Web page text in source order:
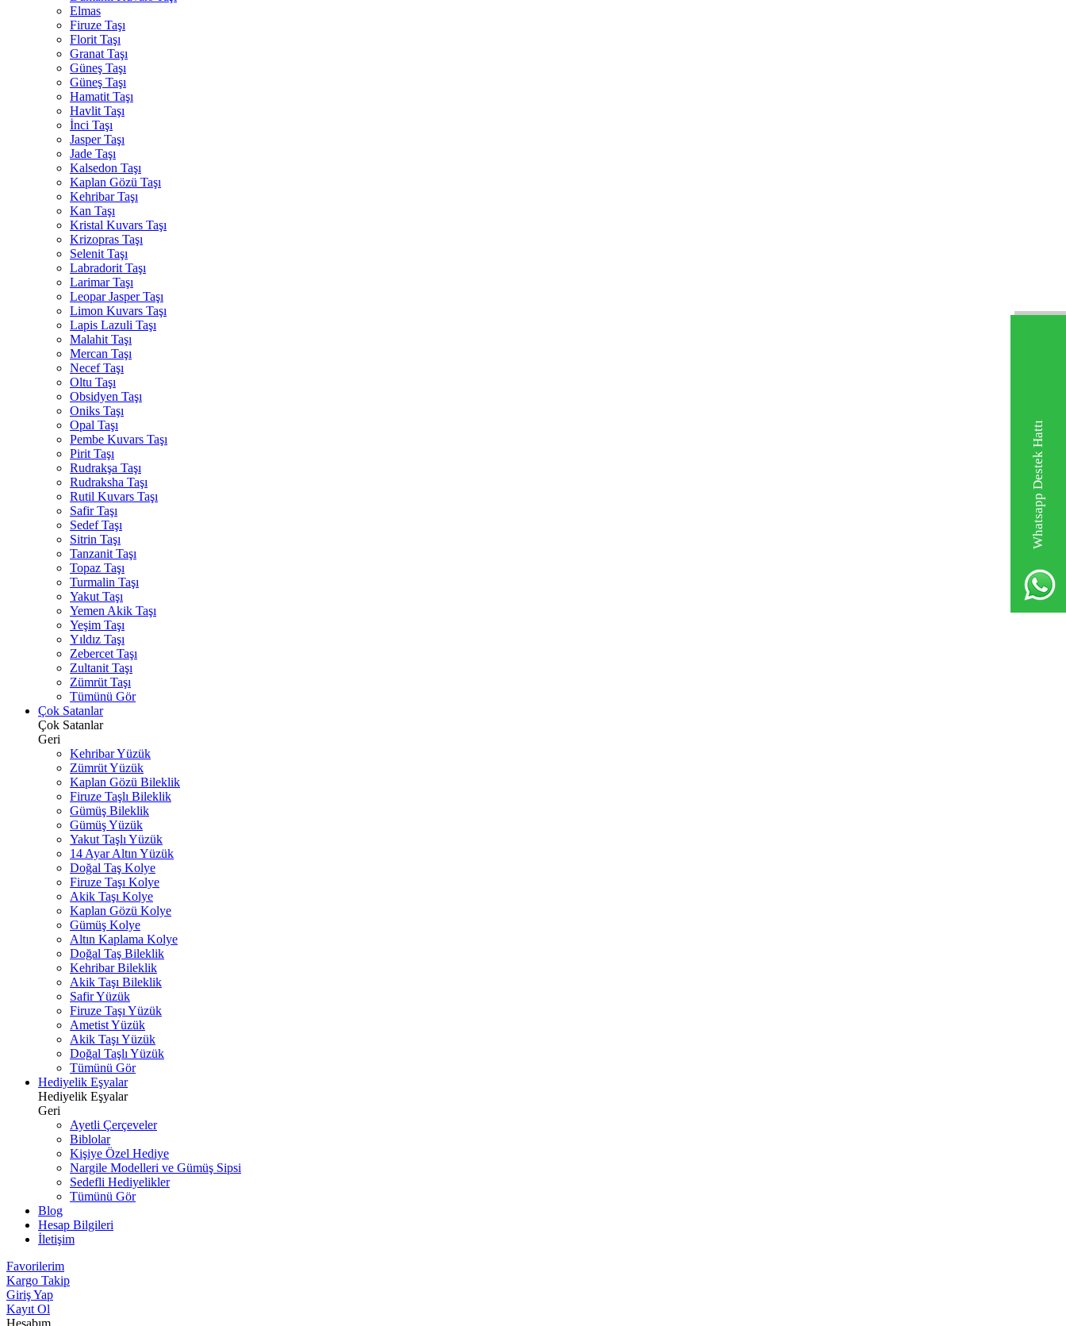
Whatsapp Destek Hattı
Elmas
Firuze Taşı
Florit Taşı
Granat Taşı
Güneş Taşı
Güneş Taşı
Hamatit Taşı
Havlit Taşı
İnci Taşı
Jasper Taşı
Jade Taşı
Kalsedon Taşı
Kaplan Gözü Taşı
Kehribar Taşı
Kan Taşı
Kristal Kuvars Taşı
Krizopras Taşı
Selenit Taşı
Labradorit Taşı
Larimar Taşı
Leopar Jasper Taşı
Limon Kuvars Taşı
Lapis Lazuli Taşı
Malahit Taşı
Mercan Taşı
Necef Taşı
Oltu Taşı
Obsidyen Taşı
Oniks Taşı
Opal Taşı
Pembe Kuvars Taşı
Pirit Taşı
Rudrakşa Taşı
Rudraksha Taşı
Rutil Kuvars Taşı
Safir Taşı
Sedef Taşı
Sitrin Taşı
Tanzanit Taşı
Topaz Taşı
Turmalin Taşı
Yakut Taşı
Yemen Akik Taşı
Yeşim Taşı
Yıldız Taşı
Zebercet Taşı
Zultanit Taşı
Zümrüt Taşı
Tümünü Gör
Çok Satanlar
Çok Satanlar
Geri
Kehribar Yüzük
Zümrüt Yüzük
Kaplan Gözü Bileklik
Firuze Taşlı Bileklik
Gümüş Bileklik
Gümüş Yüzük
Yakut Taşlı Yüzük
14 Ayar Altın Yüzük
Doğal Taş Kolye
Firuze Taşı Kolye
Akik Taşı Kolye
Kaplan Gözü Kolye
Gümüş Kolye
Altın Kaplama Kolye
Doğal Taş Bileklik
Kehribar Bileklik
Akik Taşı Bileklik
Safir Yüzük
Firuze Taşı Yüzük
Ametist Yüzük
Akik Taşı Yüzük
Doğal Taşlı Yüzük
Tümünü Gör
Hediyelik Eşyalar
Hediyelik Eşyalar
Geri
Ayetli Çerçeveler
Biblolar
Kişiye Özel Hediye
Nargile Modelleri ve Gümüş Sipsi
Sedefli Hediyelikler
Tümünü Gör
Blog
Hesap Bilgileri
İletişim
Favorilerim
Kargo Takip
Giriş Yap
Kayıt Ol
Hesabım